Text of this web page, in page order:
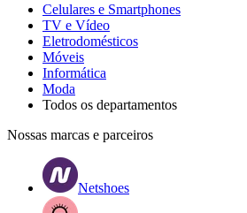
Celulares e Smartphones
TV e Vídeo
Eletrodomésticos
Móveis
Informática
Moda
Todos os departamentos
Nossas marcas e parceiros
Netshoes